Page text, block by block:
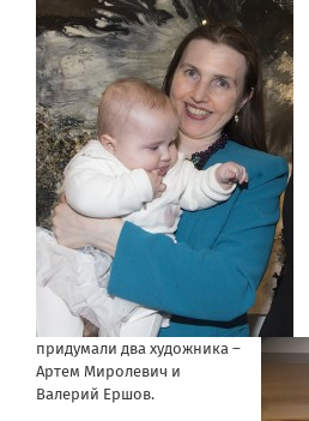
придумали два художника –
Артем Миролевич и
Валерий Ершов.